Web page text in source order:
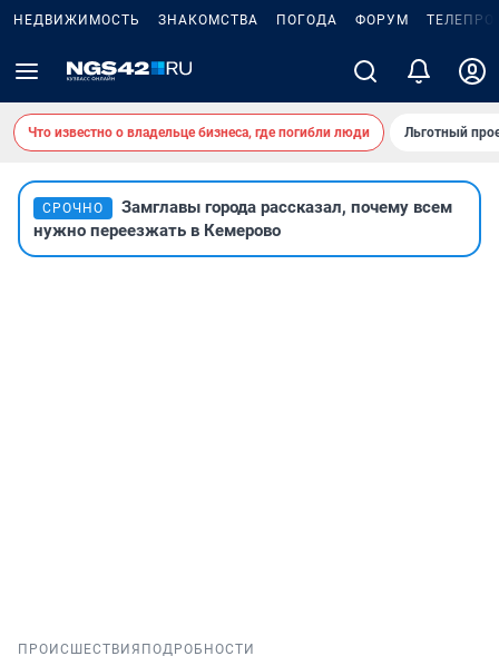
НЕДВИЖИМОСТЬ ЗНАКОМСТВА ПОГОДА ФОРУМ
Что известно о владельце бизнеса, где погибли люди Льготный
СРОЧНО
Замглавы города рассказал, почему всем
нужно переезжать в Кемерово
ПРОИСШЕСТВИЯ ПОДРОБНОСТИ